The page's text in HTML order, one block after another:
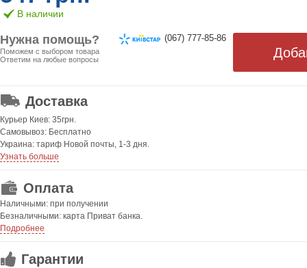
В наличии
Нужна помощь?
Поможем с выбором товара
Ответим на любые вопросы
(067) 777-85-86
Доставка
Курьер Киев: 35грн.
Самовывоз: Бесплатно
Украина: тариф Новой почты, 1-3 дня.
Узнать больше
Оплата
Наличными: при получении
Безналичными: карта Приват банка.
Подробнее
Гарантии